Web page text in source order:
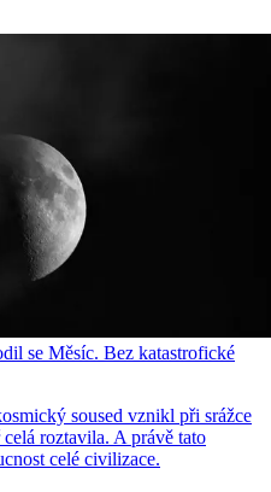
se Měsíc. Bez katastrofické
soused vznikl při srážce
roztavila. A právě tato
celé civilizace.